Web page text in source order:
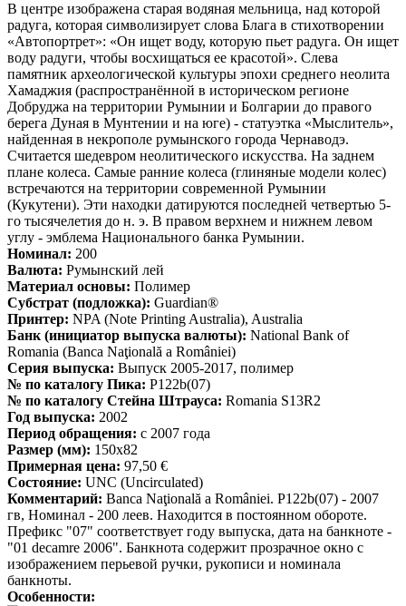
В центре изображена старая водяная мельница, над которой
радуга, которая символизирует слова Блага в стихотворении
«Автопортрет»: «Он ищет воду, которую пьет радуга. Он ищет
воду радуги, чтобы восхищаться ее красотой». Слева
памятник археологической культуры эпохи среднего неолита
Хамаджия (распространённой в историческом регионе
Добруджа на территории Румынии и Болгарии до правого
берега Дуная в Мунтении и на юге) - статуэтка «Мыслитель»,
найденная в некрополе румынского города Чернаводэ.
Считается шедевром неолитического искусства. На заднем
плане колеса. Самые ранние колеса (глиняные модели колес)
встречаются на территории современной Румынии
(Кукутени). Эти находки датируются последней четвертью 5-
го тысячелетия до н. э. В правом верхнем и нижнем левом
углу - эмблема Национального банка Румынии.
Номинал: 200
Валюта: Румынский лей
Материал основы: Полимер
Субстрат (подложка): Guardian®
Принтер: NPA (Note Printing Australia), Australia
Банк (инициатор выпуска валюты): National Bank of
Romania (Banca Naţională a României)
Серия выпуска: Выпуск 2005-2017, полимер
№ по каталогу Пика: P122b(07)
№ по каталогу Стейна Штрауса: Romania S13R2
Год выпуска: 2002
Период обращения: с 2007 года
Размер (мм): 150x82
Примерная цена: 97,50 €
Состояние: UNC (Uncirculated)
Комментарий: Banca Naţională a României. P122b(07) - 2007
гв, Номинал - 200 леев. Находится в постоянном обороте.
Префикс "07" соответствует году выпуска, дата на банкноте -
"01 decamre 2006". Банкнота содержит прозрачное окно с
изображением перьевой ручки, рукописи и номинала
банкноты.
Особенности: